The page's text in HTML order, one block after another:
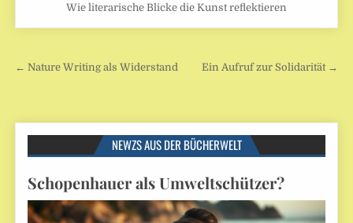
Wie literarische Blicke die Kunst reflektieren
Beitragsnavigation
← Nature Writing als Widerstand Ein Aufruf zur Solidarität →
NEWZS AUS DER BÜCHERWELT
Schopenhauer als Umweltschützer?